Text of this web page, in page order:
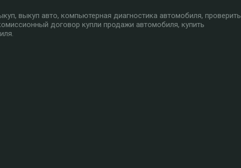
выкуп авто, компьютерная диагностика автомобиля, проверить
договор купли продажи автомобиля, купить